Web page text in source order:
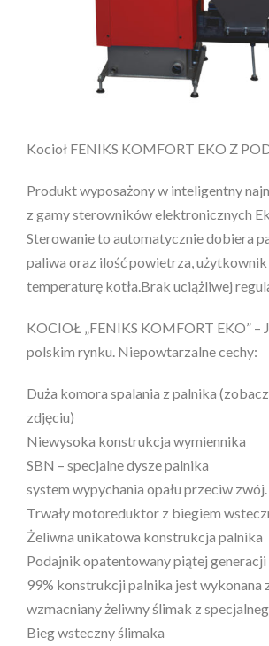
Kocioł FENIKS KOMFORT EKO Z
Produkt wyposażony w inteligentny
z gamy sterowników elektronicznych
Sterowanie to automatycznie dobiera
paliwa oraz ilość powietrza,
temperaturę kotła.Brak uciążliwej
KOCIOŁ „FENIKS KOMFORT EKO” –
polskim rynku. Niepowtarzalne cechy:
Duża komora spalania z palnika
zdjęciu)
Niewysoka konstrukcja wymiennika
SBN – specjalne dysze palnika
system wypychania opału przeciw zwój.
Trwały motoreduktor z biegiem
Żeliwna unikatowa konstrukcja palnika
Podajnik opatentowany piątej generacji
99% konstrukcji palnika jest wykonana
wzmacniany żeliwny ślimak z
Bieg wsteczny ślimaka